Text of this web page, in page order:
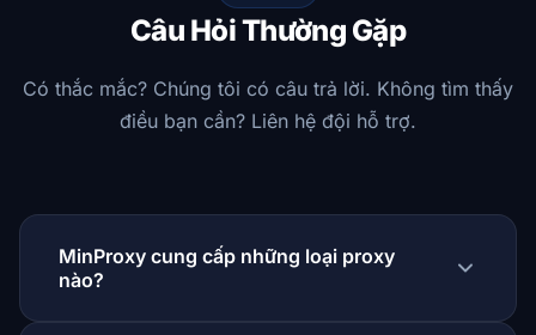
Câu Hỏi Thường Gặp
Có thắc mắc? Chúng tôi có câu trả lời. Không tìm thấy
điều bạn cần? Liên hệ đội hỗ trợ.
MinProxy cung cấp những loại proxy
nào?